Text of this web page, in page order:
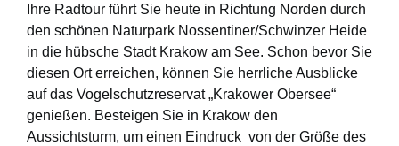
Ihre Radtour führt Sie heute in Richtung Norden durch
den schönen Naturpark Nossentiner/Schwinzer Heide
in die hübsche Stadt Krakow am See. Schon bevor Sie
diesen Ort erreichen, können Sie herrliche Ausblicke
auf das Vogelschutzreservat „Krakower Obersee“
genießen. Besteigen Sie in Krakow den
Aussichtsturm, um einen Eindruck von der Größe des